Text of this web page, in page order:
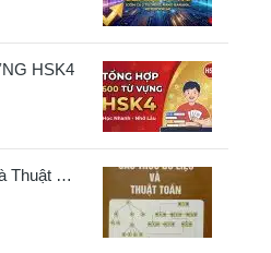
HSK4
Thuật …